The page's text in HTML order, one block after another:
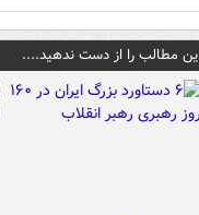
مطالب را از دست ندهید....